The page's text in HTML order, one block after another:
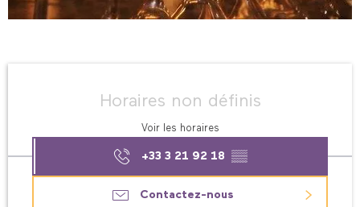
Horaires non définis
Voir les horaires
+33 3 21 92 18 ▒▒
Contactez-nous